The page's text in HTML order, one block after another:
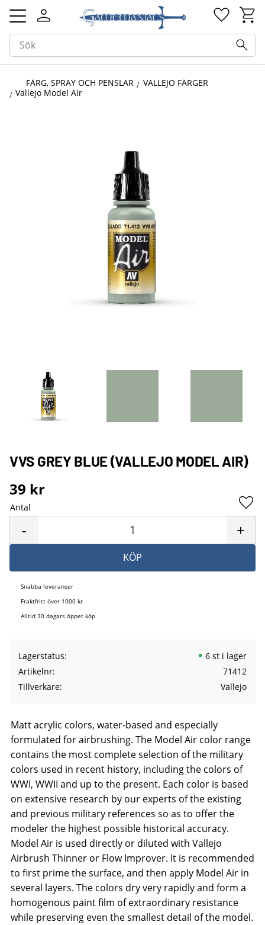
Meny
FÄRG, SPRAY OCH PENSLAR
VALLEJO FÄRGER
Vallejo Model Air
VVS GREY BLUE (VALLEJO MODEL AIR)
39 kr
Antal
+
-
KÖP
Snabba leveranser
Fraktfritt över 1000 kr
Alltid 30 dagars öppet köp
Lagerstatus
6 st i lager
Artikelnr
71412
Tillverkare
Vallejo
Matt acrylic colors, water-based and especially
formulated for airbrushing. The Model Air color range
contains the most complete selection of the military
colors used in recent history, including the colors of
WWI, WWII and up to the present. Each color is based
on extensive research by our experts of the existing
and previous military references so as to offer the
modeler the highest possible historical accuracy.
Model Air is used directly or diluted with Vallejo
Airbrush Thinner or Flow Improver. It is recommended
to first prime the surface, and then apply Model Air in
several layers. The colors dry very rapidly and form a
homogenous paint film of extraordinary resistance
while preserving even the smallest detail of the model.